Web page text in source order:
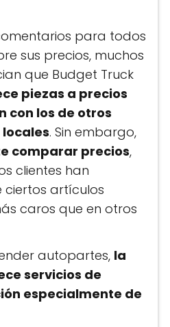
para todos
sus precios, muchos
que Budget Truck
piezas a precios
con los de otros
. Sin embargo,
comparar precios,
clientes han
artículos
caros que en otros
autopartes, la
servicios de
especialmente de